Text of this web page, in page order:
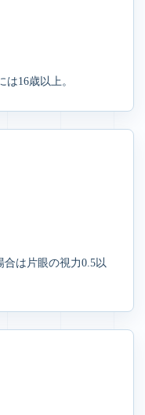
16歳以上。
は片眼の視力0.5以